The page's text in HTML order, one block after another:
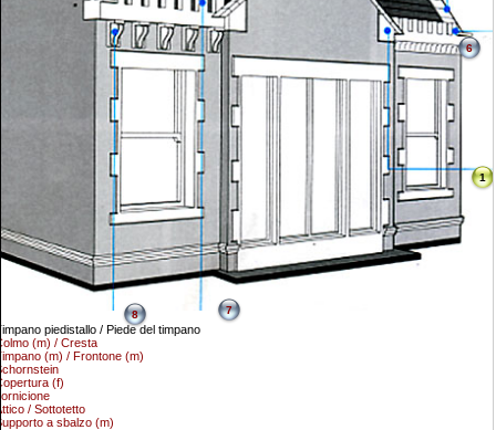
1
piedistallo / Piede del timpano
(m) / Cresta
(m) / Frontone (m)
(f)
6
/ Sottotetto
7
a sbalzo (m)
8